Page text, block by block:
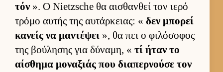
τόν ». Ο Nietzsche θα αι­σθαν­θεί τον ιερό
τρόμο αυ­τής της αυ­τάρ­κειας: « δεν μπορεί
κανείς να μαντέψει », θα πει ο φιλόσοφος
της βού­λησης για δύναμη, « τί ήταν το
αί­σθημα μοναξιάς που δια­περ­νούσε τον